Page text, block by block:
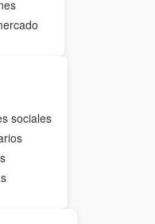
sociales